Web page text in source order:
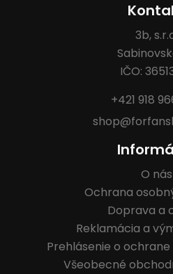
3b,
IČO:
+421 918
O nás
Ochrana
Doprava a
Reklamácia a
Prehlásenie o
Všeobecné